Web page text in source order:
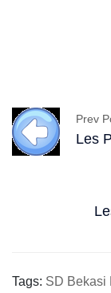
Prev
Les
Tags: SD Bekasi